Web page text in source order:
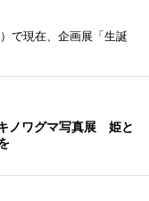
で現在、企画展「生誕
ノワグマ写真展 姫と